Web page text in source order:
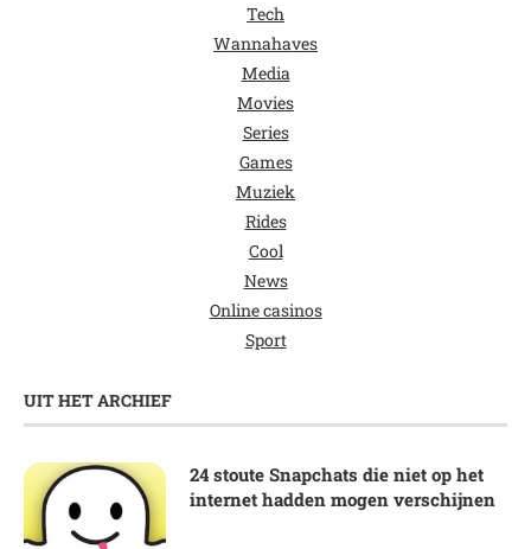
Tech
Wannahaves
Media
Movies
Series
Games
Muziek
Rides
Cool
News
Online casinos
Sport
UIT HET ARCHIEF
24 stoute Snapchats die niet op het
internet hadden mogen verschijnen